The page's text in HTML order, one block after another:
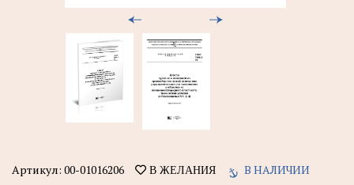
Артикул: 00-01016206 В ЖЕЛАНИЯ В НАЛИЧИИ